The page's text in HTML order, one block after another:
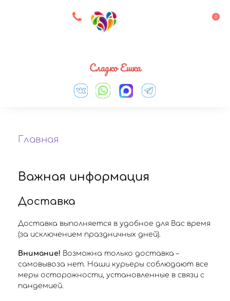
8 927 083 33 05 0
Сладко Ешка
Главная
Важная информация
Доставка
Доставка выполняется в удобное для Вас время
(за исключением праздничных дней).
Внимание! Возможна только доставка –
самовывоза нет. Наши курьеры соблюдают все
меры осторожности, установленные в связи с
пандемией.